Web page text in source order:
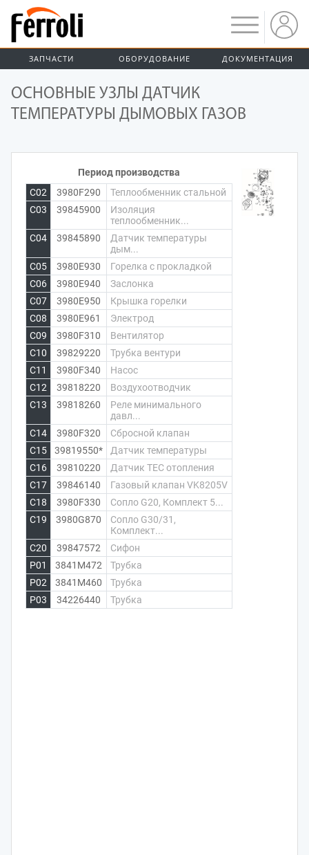
ЗАПЧАСТИ ОБОРУДОВАНИЕ ДОКУМЕНТАЦИЯ
ОСНОВНЫЕ УЗЛЫ ДАТЧИК
ТЕМПЕРАТУРЫ ДЫМОВЫХ ГАЗОВ
Период производства
C02
3980F290
Теплообменник стальной
C03
39845900
Изоляция
теплообменник...
C04
39845890
Датчик температуры
дым...
C05
3980E930
Горелка с прокладкой
C06
3980E940
Заслонка
C07
3980E950
Крышка горелки
C08
3980E961
Электрод
C09
3980F310
Вентилятор
C10
39829220
Трубка вентури
C11
3980F340
Насос
C12
39818220
Воздухоотводчик
C13
39818260
Реле минимального
давл...
C14
3980F320
Сбросной клапан
C15
39819550*
Датчик температуры
C16
39810220
Датчик ТЕС отопления
C17
39846140
Газовый клапан VK8205V
C18
3980F330
Сопло G20, Комплект 5...
C19
3980G870
Сопло G30/31,
Комплект...
C20
39847572
Сифон
P01
3841M472
Трубка
P02
3841M460
Трубка
P03
34226440 Трубка